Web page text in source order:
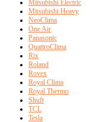
Mitsubishi Electric
Mitsubishi Heavy
NeoClima
One Air
Panasonic
QuattroClima
Rix
Roland
Rovex
Royal Clima
Royal Thermo
Shuft
TCL
Tesla